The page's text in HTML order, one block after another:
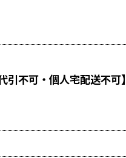
不可・個人宅配送不可】